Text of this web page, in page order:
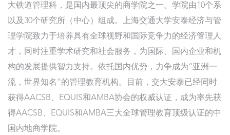
大铁道管理科，是国内最顶尖的商学院之一。学院由10个系
以及30个研究所（中心）组成。上海交通大学安泰经济与管
理学院致力于培养具有全球视野和国际竞争力的经济管理人
才，同时注重学术研究和社会服务，为国际、国内企业和机
构的发展提供智力支持。依托国内优势，力争成为“亚洲一
流，世界知名”的管理教育机构。目前，交大安泰已经同时
获得AACSB、EQUIS和AMBA协会的权威认证，成为率先获
得AACSB、EQUIS和AMBA三大全球管理教育顶级认证的中
国内地商学院。